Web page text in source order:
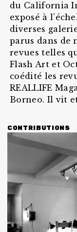
du California
exposé à
diverses
parus dans de
revues telles
Flash Art et
coédité les
REALLIFE
Borneo. Il vit
CONTRIBUTIONS